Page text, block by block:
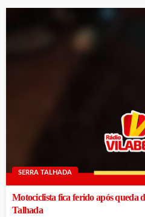
SERRA TALHADA
Motociclista fica ferido após queda
Talhada